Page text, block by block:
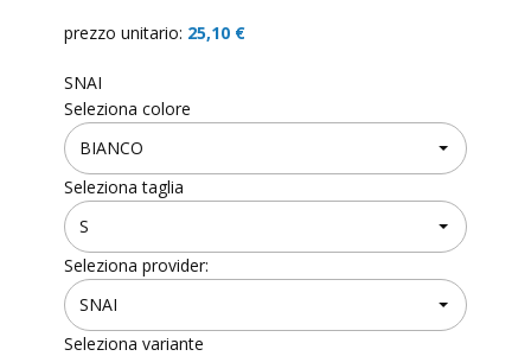
prezzo unitario: 25,10 €
SNAI
Seleziona colore
Seleziona taglia
Seleziona provider:
Seleziona variante